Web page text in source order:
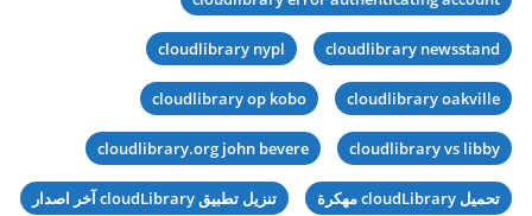
cloudlibrary newsstand
cloudlibrary nypl
cloudlibrary oakville
cloudlibrary op kobo
cloudlibrary vs libby
cloudlibrary.org john bevere
تحميل cloudLibrary مهكرة تنزيل تطبيق cloudLibrary آخر اصدار